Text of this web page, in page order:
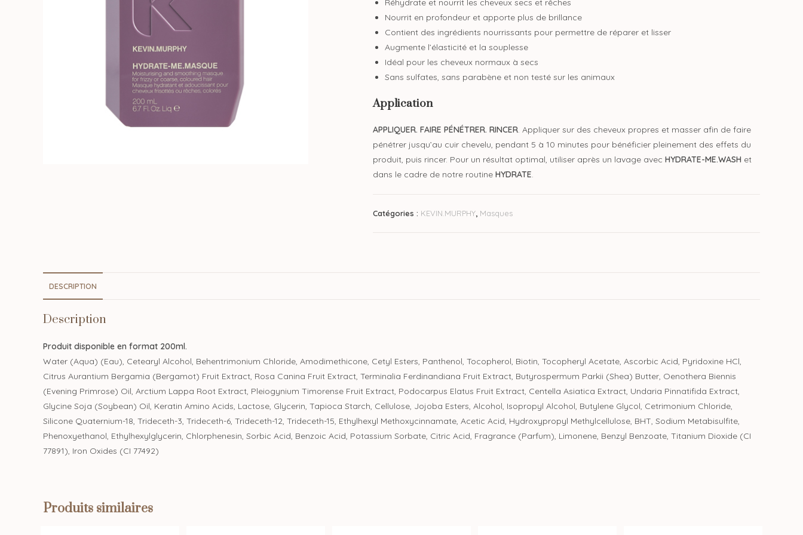
Réhydrate et nourrit les cheveux secs et rêches
Nourrit en profondeur et apporte plus de brillance
Contient des ingrédients nourrissants pour permettre de réparer et lisser
Augmente l’élasticité et la souplesse
Idéal pour les cheveux normaux à secs
Sans sulfates, sans parabène et non testé sur les animaux
Application
APPLIQUER. FAIRE PÉNÉTRER. RINCER. Appliquer sur des cheveux propres et masser afin de faire
pénétrer jusqu’au cuir chevelu, pendant 5 à 10 minutes pour bénéficier pleinement des effets du
produit, puis rincer. Pour un résultat optimal, utiliser après un lavage avec HYDRATE-ME.WASH et
dans le cadre de notre routine HYDRATE.
Catégories : KEVIN.MURPHY Masques
DESCRIPTION
Description
Produit disponible en format 200ml.
Water (Aqua) (Eau), Cetearyl Alcohol, Behentrimonium Chloride, Amodimethicone, Cetyl Esters, Panthenol, Tocopherol, Biotin, Tocopheryl Acetate, Ascorbic Acid, Pyridoxine HCl,
Citrus Aurantium Bergamia (Bergamot) Fruit Extract, Rosa Canina Fruit Extract, Terminalia Ferdinandiana Fruit Extract, Butyrospermum Parkii (Shea) Butter, Oenothera Biennis
(Evening Primrose) Oil, Arctium Lappa Root Extract, Pleiogynium Timorense Fruit Extract, Podocarpus Elatus Fruit Extract, Centella Asiatica Extract, Undaria Pinnatifida Extract,
Glycine Soja (Soybean) Oil, Keratin Amino Acids, Lactose, Glycerin, Tapioca Starch, Cellulose, Jojoba Esters, Alcohol, Isopropyl Alcohol, Butylene Glycol, Cetrimonium Chloride,
Silicone Quaternium-18, Trideceth-3, Trideceth-6, Trideceth-12, Trideceth-15, Ethylhexyl Methoxycinnamate, Acetic Acid, Hydroxypropyl Methylcellulose, BHT, Sodium Metabisulfite,
Phenoxyethanol, Ethylhexylglycerin, Chlorphenesin, Sorbic Acid, Benzoic Acid, Potassium Sorbate, Citric Acid, Fragrance (Parfum), Limonene, Benzyl Benzoate, Titanium Dioxide (CI
77891), Iron Oxides (CI 77492)
Produits similaires